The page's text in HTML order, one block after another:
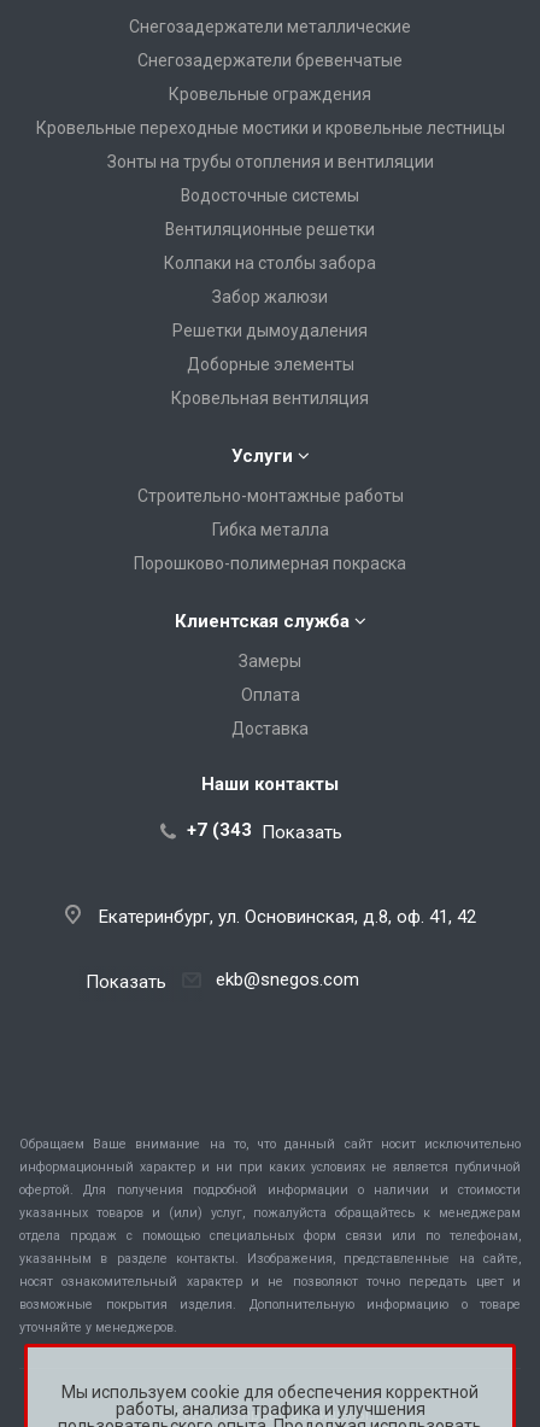
Снегозадержатели металлические
Снегозадержатели бревенчатые
Кровельные ограждения
Кровельные переходные мостики и кровельные лестницы
Зонты на трубы отопления и вентиляции
Водосточные системы
Вентиляционные решетки
Колпаки на столбы забора
Забор жалюзи
Решетки дымоудаления
Доборные элементы
Кровельная вентиляция
Услуги
Строительно-монтажные работы
Гибка металла
Порошково-полимерная покраска
Клиентская служба
Замеры
Оплата
Доставка
Наши контакты
+7 (343) 288-07-25
Показать
Екатеринбург, ул. Основинская, д.8, оф. 41, 42
ekb@snegos.com
Показать
Обращаем Ваше внимание на то, что данный сайт носит исключительно
информационный характер и ни при каких условиях не является публичной
офертой. Для получения подробной информации о наличии и стоимости
указанных товаров и (или) услуг, пожалуйста обращайтесь к менеджерам
отдела продаж с помощью специальных форм связи или по телефонам,
указанным в разделе контакты. Изображения, представленные на сайте,
носят ознакомительный характер и не позволяют точно передать цвет и
возможные покрытия изделия. Дополнительную информацию о товаре
уточняйте у менеджеров.
© 2026 Все права защищены.
Мы используем cookie для обеспечения корректной
работы, анализа трафика и улучшения